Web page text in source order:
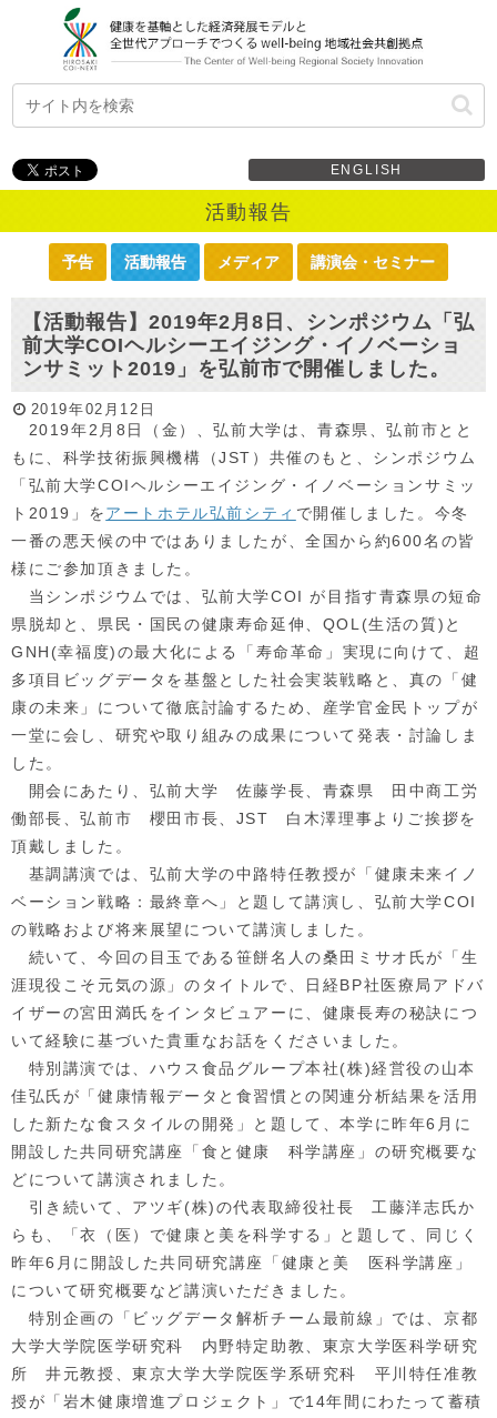
ENGLISH
活動報告
予告 活動報告 メディア 講演会・セミナー
【活動報告】2019年2月8日、シンポジウム「弘
前大学COIヘルシーエイジング・イノベーショ
ンサミット2019」を弘前市で開催しました。
2019年02月12日
2019年2月8日（金）、弘前大学は、青森県、弘前市とと
もに、科学技術振興機構（JST）共催のもと、シンポジウム
「弘前大学COIヘルシーエイジング・イノベーションサミッ
ト2019」をアートホテル弘前シティ で開催しました。今冬
一番の悪天候の中ではありましたが、全国から約600名の皆
様にご参加頂きました。
当シンポジウムでは、弘前大学COI が目指す青森県の短命
県脱却と、県民・国民の健康寿命延伸、QOL(生活の質)と
GNH(幸福度)の最大化による「寿命革命」実現に向けて、超
多項目ビッグデータを基盤とした社会実装戦略と、真の「健
康の未来」について徹底討論するため、産学官金民トップが
一堂に会し、研究や取り組みの成果について発表・討論しま
した。
開会にあたり、弘前大学 佐藤学長、青森県 田中商工労
働部長、弘前市 櫻田市長、JST 白木澤理事よりご挨拶を
頂戴しました。
基調講演では、弘前大学の中路特任教授が「健康未来イノ
ベーション戦略：最終章へ」と題して講演し、弘前大学COI
の戦略および将来展望について講演しました。
続いて、今回の目玉である笹餅名人の桑田ミサオ氏が「生
涯現役こそ元気の源」のタイトルで、日経BP社医療局アドバ
イザーの宮田満氏をインタビュアーに、健康長寿の秘訣につ
いて経験に基づいた貴重なお話をくださいました。
特別講演では、ハウス食品グループ本社(株)経営役の山本
佳弘氏が「健康情報データと食習慣との関連分析結果を活用
した新たな食スタイルの開発」と題して、本学に昨年6月に
開設した共同研究講座「食と健康 科学講座」の研究概要な
どについて講演されました。
引き続いて、アツギ(株)の代表取締役社長 工藤洋志氏か
らも、「衣（医）で健康と美を科学する」と題して、同じく
昨年6月に開設した共同研究講座「健康と美 医科学講座」
について研究概要など講演いただきました。
特別企画の「ビッグデータ解析チーム最前線」では、京都
大学大学院医学研究科 内野特定助教、東京大学医科学研究
所 井元教授、東京大学大学院医学系研究科 平川特任准教
授が「岩木健康増進プロジェクト」で14年間にわたって蓄積